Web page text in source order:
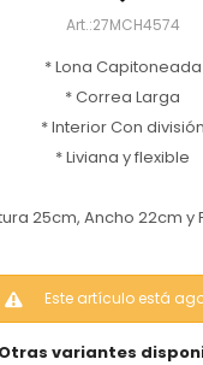
27MCH4574
* Lona Capitoneada
* Correa Larga
* Interior Con división
* Liviana y flexible
25cm, Ancho 22cm y
Este artículo está
Otras variantes